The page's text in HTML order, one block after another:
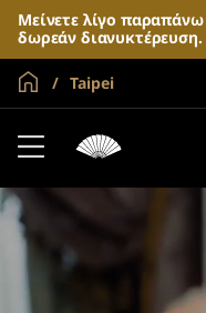
Μείνετε λίγο
δωρεάν διανυκτέρευση.
Global Home
Taipei